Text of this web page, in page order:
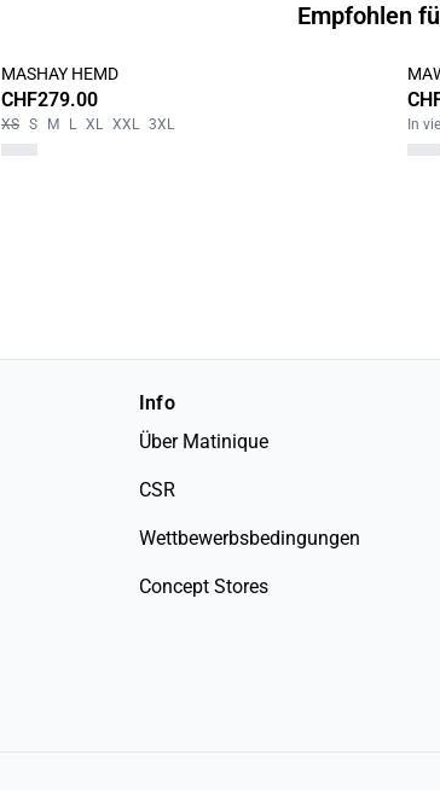
Empfohlen
MASHAY HEMD
CHF279.00
XS S M L XL XXL 3XL In
Info
Über Matinique
CSR
Wettbewerbsbedingungen
Concept Stores